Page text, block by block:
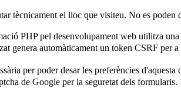
tècnicament el lloc que visiteu. No es poden
PHP pel desenvolupament web utilitza
genera automàticament un token CSRF per
per poder desar les preferències d'aquesta
de Google per la seguretat dels formularis.